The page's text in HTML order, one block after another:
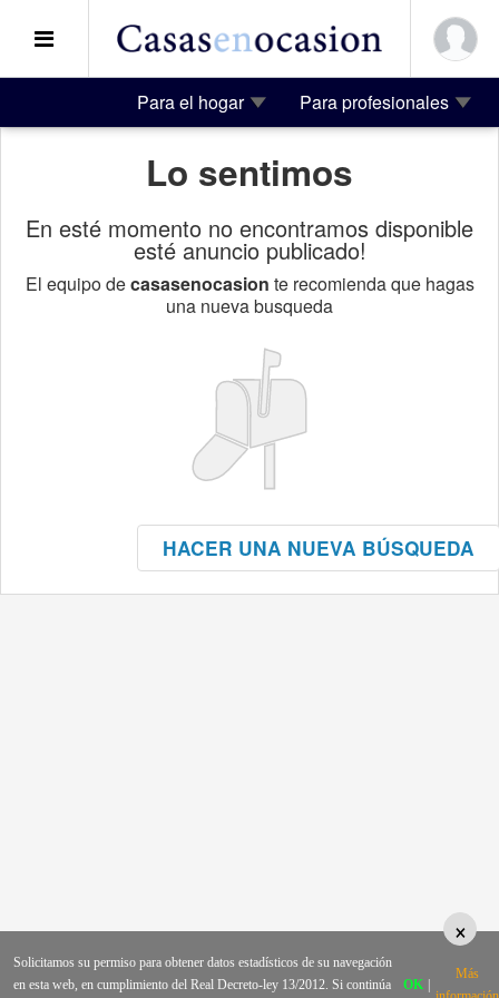
Para el hogar Para profesionales
Lo sentimos
En esté momento no encontramos disponible
esté anuncio publicado!
El equipo decasasenocasion te recomienda que hagas
una nueva busqueda
HACER UNA NUEVA BÚSQUEDA
×
Solicitamos su permiso para obtener datos estadísticos de su navegación
en esta web, en cumplimiento del Real Decreto-ley 13/2012. Si continúa
OK
Más